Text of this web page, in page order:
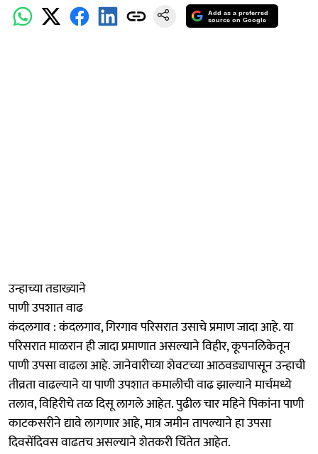
Add as a preferred
source on Google
उन्हाच्या तडाख्याने
पाणी उपशात वाढ
कंदलगाव : कंदलगाव, गिरगाव परिसरात उसाचे प्रमाण जादा आहे. या
परिसरात माळरान ही जादा प्रमाणात असल्याने विहीर, कूपनलिकेतून
पाणी उपसा वाढला आहे. जानेवारीच्या शेवटच्या आठवड्यापासून उन्हाची
तीव्रता वाढल्याने या पाणी उपशात कमालीची वाढ झाल्याने मार्चमध्ये
तलाव, विहिरीचे तळ दिसू लागले आहेत. पुढील चार महिने पिकांना पाणी
काटकसरीने द्यावे लागणार आहे, मात्र जमीन तापल्याने हा उपसा
दिवसेंदिवस वाढतच असल्याने शेतकरी चिंतेत आहेत.